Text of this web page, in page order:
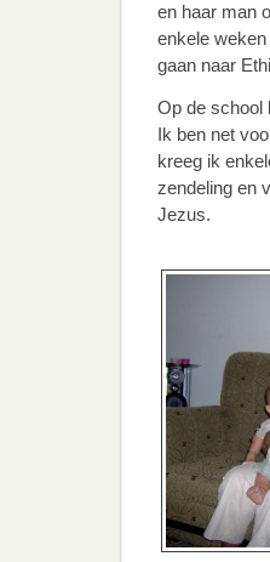
en haar man
enkele
gaan naar
Op de school
Ik ben net
kreeg ik
zendeling en
Jezus.